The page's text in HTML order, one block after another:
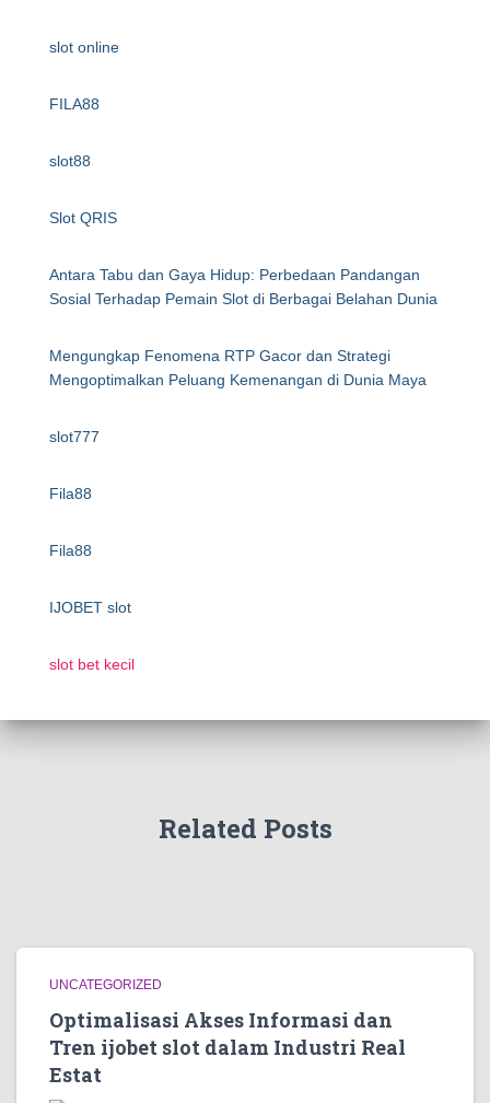
slot online
FILA88
slot88
Slot QRIS
Antara Tabu dan Gaya Hidup: Perbedaan Pandangan
Sosial Terhadap Pemain Slot di Berbagai Belahan Dunia
Mengungkap Fenomena RTP Gacor dan Strategi
Mengoptimalkan Peluang Kemenangan di Dunia Maya
slot777
Fila88
Fila88
IJOBET slot
slot bet kecil
Related Posts
UNCATEGORIZED
Optimalisasi Akses Informasi dan
Tren ijobet slot dalam Industri Real
Estat